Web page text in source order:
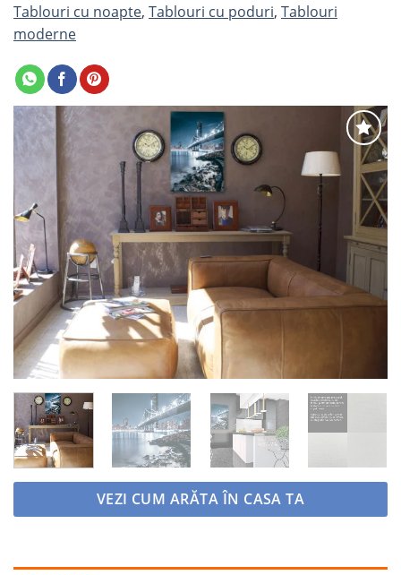
Adaugă
la
favorite
VEZI CUM ARĂTA ÎN CASA TA
Tablouri cu noapte, Tablouri cu poduri, Tablouri
moderne